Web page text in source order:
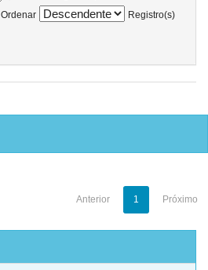
Ordenar
Registro(s)
Anterior 1 Próximo